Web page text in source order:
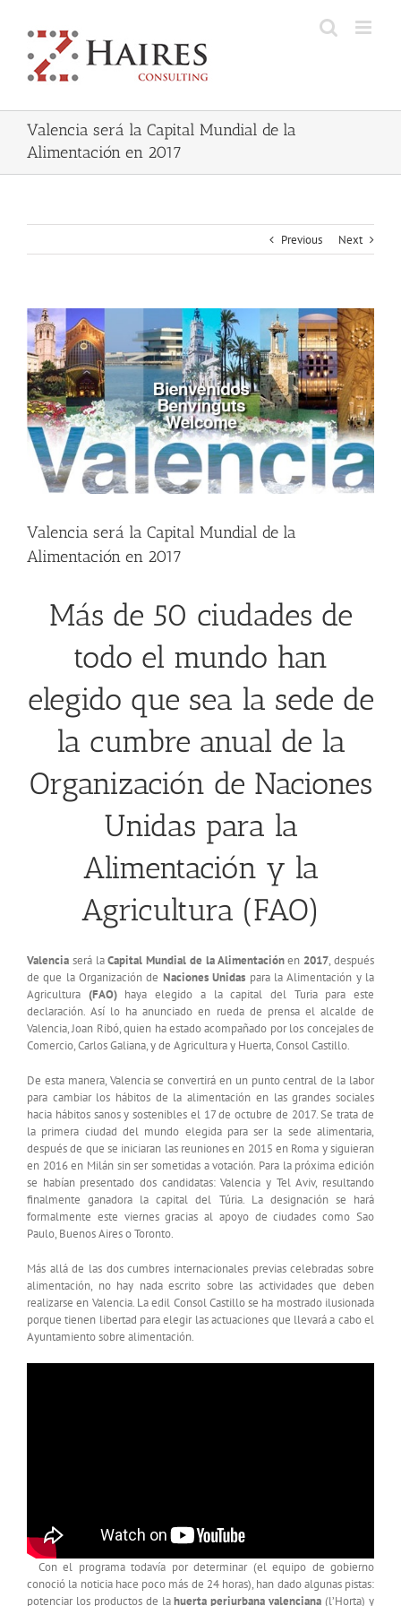
content
Valencia será la Capital Mundial de la
Alimentación en 2017
Previous Next
View
Larger
Image
Valencia será la Capital Mundial de la
Alimentación en 2017
Más de 50 ciudades de
todo el mundo han
elegido que sea la sede de
la cumbre anual de la
Organización de Naciones
Unidas para la
Alimentación y la
Agricultura (FAO)
Valencia será laCapital Mundial de la Alimentaciónen 2017, después
de que la Organización de Naciones Unidas para la Alimentación y la
Agricultura (FAO)haya elegido a la capital del Turia para este
declaración. Así lo ha anunciado en rueda de prensa el alcalde de
Valencia, Joan Ribó, quien ha estado acompañado por los concejales de
Comercio, Carlos Galiana, y de Agricultura y Huerta, Consol Castillo.
De esta manera, Valencia se convertirá en un punto central de la labor
para cambiar los hábitos de la alimentación en las grandes sociales
hacia hábitos sanos y sostenibles el 17 de octubre de 2017. Se trata de
la primera ciudad del mundo elegida para ser la sede alimentaria,
después de que se iniciaran las reuniones en 2015 en Roma y siguieran
en 2016 en Milán sin ser sometidas a votación. Para la próxima edición
se habían presentado dos candidatas: Valencia y Tel Aviv, resultando
finalmente ganadora la capital del Túria. La designación se hará
formalmente este viernes gracias al apoyo de ciudades como Sao
Paulo, Buenos Aires o Toronto.
Más allá de las dos cumbres internacionales previas celebradas sobre
alimentación, no hay nada escrito sobre las actividades que deben
realizarse en Valencia. La edil Consol Castillo se ha mostrado ilusionada
porque tienen libertad para elegir las actuaciones que llevará a cabo el
Ayuntamiento sobre alimentación.
Con el programa todavía por determinar (el equipo de gobierno
conoció la noticia hace poco más de 24 horas), han dado algunas pistas:
potenciar los productos de lahuerta periurbana valenciana(l’Horta) y